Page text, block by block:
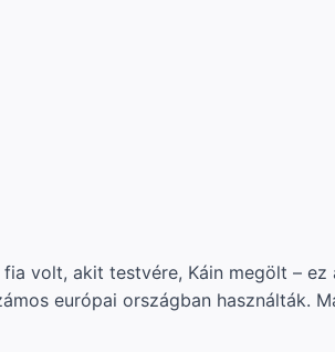
volt, akit testvére, Káin megölt –
európai országban használták.